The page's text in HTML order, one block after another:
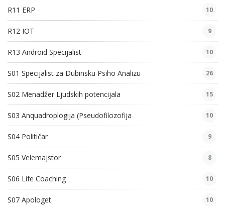
R11 ERP 10
R12 IOT 9
R13 Android Specijalist 10
S01 Specijalist za Dubinsku Psiho Analizu 26
S02 Menadžer Ljudskih potencijala 15
S03 Anquadroplogija (Pseudofilozofija 10
S04 Političar 9
S05 Velemajstor 8
S06 Life Coaching 10
S07 Apologet 10